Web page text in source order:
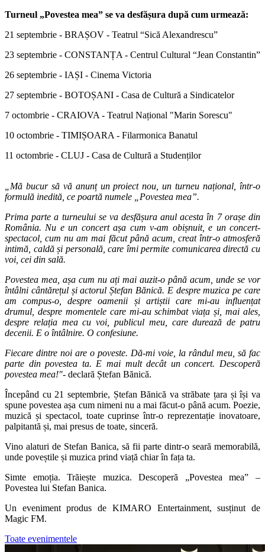
Turneul „Povestea mea” se va desfășura după cum urmează:
21 septembrie - BRAȘOV - Teatrul “Sică Alexandrescu”
23 septembrie - CONSTANȚA - Centrul Cultural “Jean Constantin”
26 septembrie - IAȘI - Cinema Victoria
27 septembrie - BOTOȘANI - Casa de Cultură a Sindicatelor
7 octombrie - CRAIOVA - Teatrul Național "Marin Sorescu"
10 octombrie - TIMIȘOARA - Filarmonica Banatul
11 octombrie - CLUJ - Casa de Cultură a Studenților
„Mă bucur să vă anunț un proiect nou, un turneu național, într-o
formulă inedită, ce poartă numele „Povestea mea”.
Prima parte a turneului se va desfășura anul acesta în 7 orașe din
România. Nu e un concert așa cum v-am obișnuit, e un concert-
spectacol, cum nu am mai făcut până acum, creat într-o atmosferă
intimă, caldă și personală, care îmi permite comunicarea directă cu
voi, cei din sală.
Povestea mea, așa cum nu ați mai auzit-o până acum, unde se vor
întâlni cântărețul și actorul Ștefan Bănică. E despre muzica pe care
am compus-o, despre oamenii și artiștii care mi-au influențat
drumul, despre momentele care mi-au schimbat viața și, mai ales,
despre relația mea cu voi, publicul meu, care durează de patru
decenii. E o întâlnire. O confesiune.
Fiecare dintre noi are o poveste. Dă-mi voie, la rândul meu, să fac
parte din povestea ta. E mai mult decât un concert. Descoperă
povestea mea!"- declară Ștefan Bănică.
Începând cu 21 septembrie, Ștefan Bănică va străbate țara și își va
spune povestea așa cum nimeni nu a mai făcut-o până acum. Poezie,
muzică și spectacol, toate cuprinse într-o reprezentație inovatoare,
palpitantă și, mai presus de toate, sinceră.
Vino alaturi de Stefan Banica, să fii parte dintr-o seară memorabilă,
unde poveștile și muzica prind viață chiar în fața ta.
Simte emoția. Trăiește muzica. Descoperă „Povestea mea” –
Povestea lui Stefan Banica.
Un eveniment produs de KIMARO Entertainment, susținut de
Magic FM.
Toate evenimentele